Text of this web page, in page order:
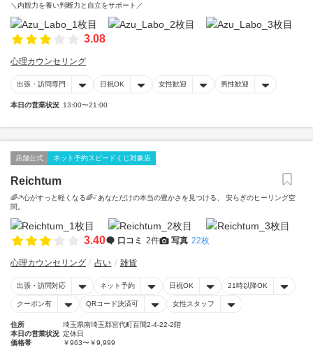
＼内観力を養い判断力と自立をサポート／
3.08
心理カウンセリング
出張・訪問専門 日祝OK 女性歓迎 男性歓迎
本日の営業状況 13:00〜21:00
店舗公式 ネット予約スピードくじ対象店
Reichtum
🌈ᵕ̈*心がすっと軽くなる🌈ᵕ̈ あなただけの本当の豊かさを見つける、 安らぎのヒーリング空
間。
3.40 口コミ 2件 写真 22枚
心理カウンセリング 占い 雑貨
出張・訪問対応 ネット予約 日祝OK 21時以降OK
クーポン有 QRコード決済可 女性スタッフ
住所
埼玉県南埼玉郡宮代町百間2-4-22-2階
本日の営業状況 定休日
価格帯
￥963〜￥9,999